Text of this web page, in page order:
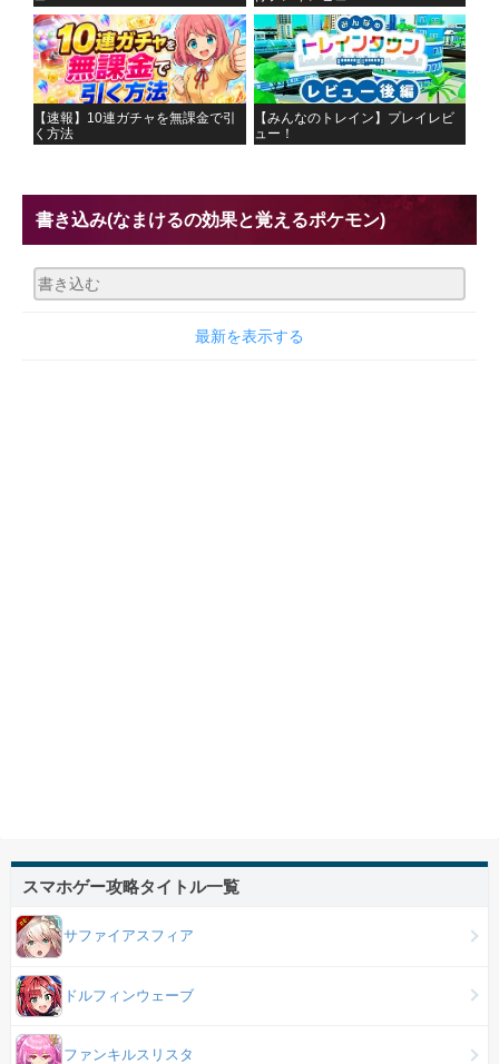
【速報】10連ガチャを無課金で引
く方法
【みんなのトレイン】プレイレビ
ュー！
書き込み(なまけるの効果と覚えるポケモン)
最新を表示する
スマホゲー攻略タイトル一覧
サファイアスフィア
ドルフィンウェーブ
ファンキルスリスタ